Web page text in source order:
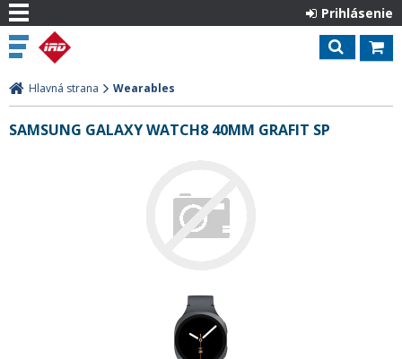
Prihlásenie
Hlavná strana Wearables
SAMSUNG GALAXY WATCH8 40MM GRAFIT SP